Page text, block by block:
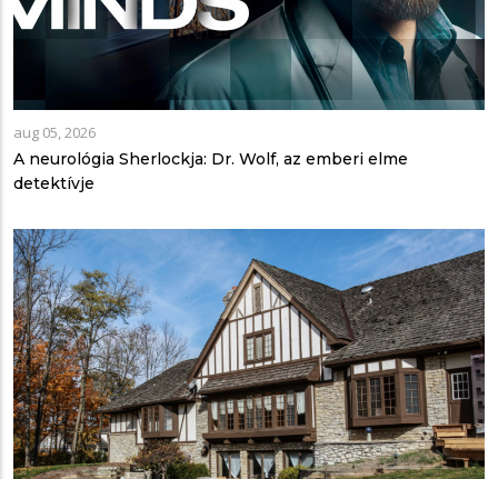
aug 05, 2026
A neurológia Sherlockja: Dr. Wolf, az emberi elme
detektívje